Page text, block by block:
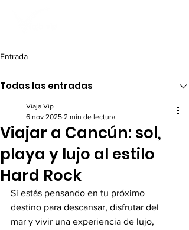
Entrada
Todas las entradas
Viajar a Cancún: sol,
playa y lujo al estilo
Hard Rock
Viaja Vip
6 nov 2025 2 min de lectura
Si estás pensando en tu próximo
destino para descansar, disfrutar del
mar y vivir una experiencia de lujo,